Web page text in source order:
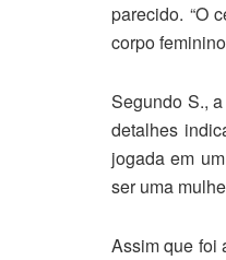
parecido. “O
corpo
Segundo S.,
detalhes
jogada em
ser uma
Assim que foi